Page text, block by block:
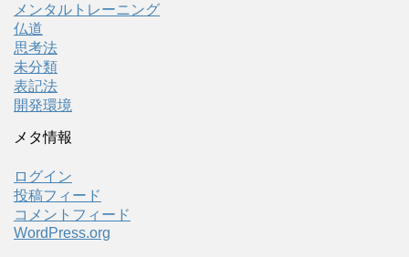
メンタルトレーニング
仏道
思考法
未分類
表記法
開発環境
メタ情報
ログイン
投稿フィード
コメントフィード
WordPress.org